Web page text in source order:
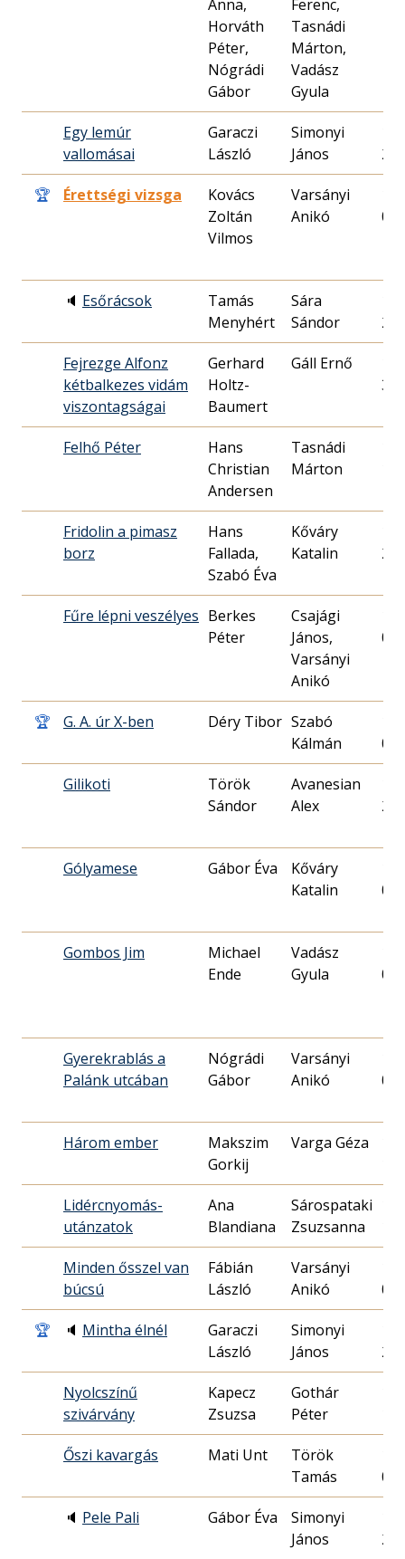
Anna,
Horváth
Péter,
Nógrádi
Gábor
Ferenc,
Tasnádi
Márton,
Vadász
Gyula
Egy lemúr
vallomásai
Garaczi
László
Simonyi
János
29.
🏆 Érettségi vizsga
Kovács
Zoltán
Vilmos
Varsányi
Anikó
09.
🔈 Esőrácsok
Tamás
Menyhért
Sára
Sándor
28.
Fejrezge Alfonz
kétbalkezes vidám
viszontagságai
Gerhard
Holtz-
Baumert
Gáll Ernő
30.
Felhő Péter
Hans
Christian
Andersen
Tasnádi
Márton
Fridolin a pimasz
borz
Hans
Fallada,
Szabó Éva
Kőváry
Katalin
27.
Fűre lépni veszélyes Berkes
Péter
Csajági
János,
Varsányi
Anikó
09.
🏆 G. A. úr X-ben Déry Tibor Szabó
Kálmán
04.
Gilikoti
Török
Sándor
Avanesian
Alex
27.
Gólyamese Gábor Éva
Kőváry
Katalin
03.
Gombos Jim
Michael
Ende
Vadász
Gyula
01.
Gyerekrablás a
Palánk utcában
Nógrádi
Gábor
Varsányi
Anikó
01.
Három ember
Makszim
Gorkij
Varga Géza
Lidércnyomás-
utánzatok
Ana
Blandiana
Sárospataki
Zsuzsanna
Minden ősszel van
búcsú
Fábián
László
Varsányi
Anikó
03.
🏆 🔈 Mintha élnél
Garaczi
László
Simonyi
János
29.
Nyolcszínű
szivárvány
Kapecz
Zsuzsa
Gothár
Péter
Őszi kavargás Mati Unt
Török
Tamás
05.
🔈 Pele Pali Gábor Éva
Simonyi
János
25.